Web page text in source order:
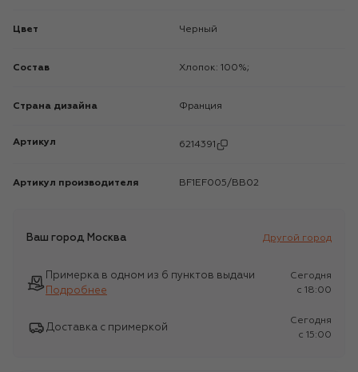
Цвет Черный
Состав Хлопок: 100%;
Страна дизайна Франция
Артикул 6214391
Артикул производителя BF1EF005/BB02
Ваш город Москва Другой город
Примерка в одном из 6 пунктов выдачи
Подробнее
Сегодня
c 18:00
Доставка с примеркой
Сегодня
c 15:00